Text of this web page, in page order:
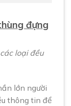
đựng
loại đều
lớn người
thông tin để